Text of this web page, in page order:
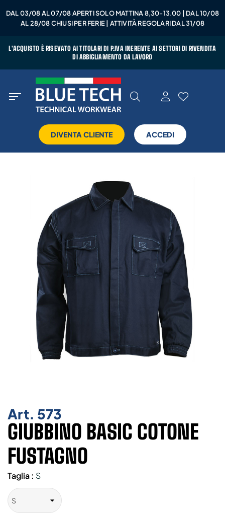
DAL 03/08 AL 07/08 APERTI SOLO MATTINA 8,30-13.00 | DAL 10/08
AL 28/08 CHIUSI PER FERIE | ATTIVITÀ REGOLARI DAL 31/08
L'ACQUISTO È RISEVATO AI TITOLARI DI P.IVA INERENTE AI SETTORI DI RIVENDITA
DI ABBIGLIAMENTO DA LAVORO
DIVENTA CLIENTE ACCEDI
Art. 573
GIUBBINO BASIC COTONE
FUSTAGNO
Taglia : S